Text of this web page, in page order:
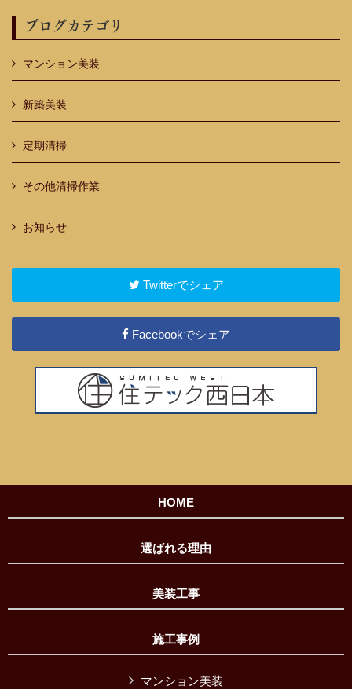
ブログカテゴリ
マンション美装
新築美装
定期清掃
その他清掃作業
お知らせ
Twitterでシェア
Facebookでシェア
HOME
選ばれる理由
美装工事
施工事例
マンション美装